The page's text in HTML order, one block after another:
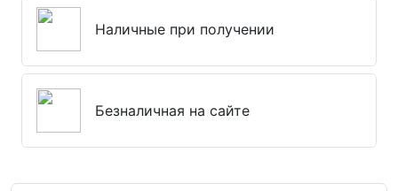
Наличные при получении
Безналичная на сайте